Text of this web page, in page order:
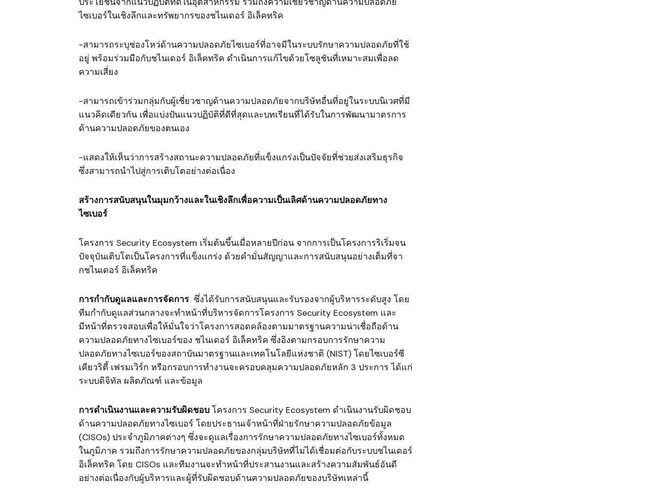
ไซเบอร์ในเชิงลึกและทรัพยากรของชไนเดอร์ อิเล็คทริค
-สามารถระบุช่องโหว่ด้านความปลอดภัยไซเบอร์ที่อาจมีในระบบรักษาความปลอดภัยที่ใช้
อยู่ พร้อมร่วมมือกับชไนเดอร์ อิเล็คทริค ดำเนินการแก้ไขด้วยโซลูชันที่เหมาะสมเพื่อลด
ความเสี่ยง
-สามารถเข้าร่วมกลุ่มกับผู้เชี่ยวชาญด้านความปลอดภัยจากบริษัทอื่นที่อยู่ในระบบนิเวศที่มี
แนวคิดเดียวกัน เพื่อแบ่งปันแนวปฏิบัติที่ดีที่สุดและบทเรียนที่ได้รับในการพัฒนามาตรการ
ด้านความปลอดภัยของตนเอง
-แสดงให้เห็นว่าการสร้างสถานะความปลอดภัยที่แข็งแกร่งเป็นปัจจัยที่ช่วยส่งเสริมธุรกิจ
ซึ่งสามารถนำไปสู่การเติบโตอย่างต่อเนื่อง
สร้างการสนับสนุนในมุมกว้างและในเชิงลึกเพื่อความเป็นเลิศด้านความปลอดภัยทาง
ไซเบอร์
โครงการ Security Ecosystem เริ่มต้นขึ้นเมื่อหลายปีก่อน จากการเป็นโครงการริเริ่มจน
ปัจจุบันเติบโตเป็นโครงการที่แข็งแกร่ง ด้วยคำมั่นสัญญาและการสนับสนุนอย่างเต็มที่จา
กชไนเดอร์ อิเล็คทริค
การกำกับดูแลและการจัดการ ซึ่งได้รับการสนับสนุนและรับรองจากผู้บริหารระดับสูง โดย
ทีมกำกับดูแลส่วนกลางจะทำหน้าที่บริหารจัดการโครงการ Security Ecosystem และ
มีหน้าที่ตรวจสอบเพื่อให้มั่นใจว่าโครงการสอดคล้องตามมาตรฐานความน่าเชื่อถือด้าน
ความปลอดภัยทางไซเบอร์ของ ชไนเดอร์ อิเล็คทริค ซึ่งอิงตามกรอบการรักษาความ
ปลอดภัยทางไซเบอร์ของสถาบันมาตรฐานและเทคโนโลยีแห่งชาติ (NIST) โดยไซเบอร์ซี
เคียวริตี้ เฟรมเวิร์ก หรือกรอบการทำงานจะครอบคลุมความปลอดภัยหลัก 3 ประการ ได้แก่
ระบบดิจิทัล ผลิตภัณฑ์ และข้อมูล
การดำเนินงานและความรับผิดชอบ โครงการ Security Ecosystem ดำเนินงานรับผิดชอบ
ด้านความปลอดภัยทางไซเบอร์ โดยประธานเจ้าหน้าที่ฝ่ายรักษาความปลอดภัยข้อมูล
(CISOs) ประจำภูมิภาคต่างๆ ซึ่งจะดูแลเรื่องการรักษาความปลอดภัยทางไซเบอร์ทั้งหมด
ในภูมิภาค รวมถึงการรักษาความปลอดภัยของกลุ่มบริษัทที่ไม่ได้เชื่อมต่อกับระบบชไนเดอร์
อิเล็คทริค โดย CISOs และทีมงานจะทำหน้าที่ประสานงานและสร้างความสัมพันธ์อันดี
อย่างต่อเนื่องกับผู้บริหารและผู้ที่รับผิดชอบด้านความปลอดภัยของบริษัทเหล่านี้